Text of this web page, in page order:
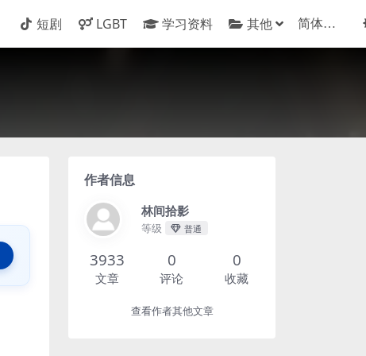
短剧 LGBT 学习资料 其他
作者信息
林间拾影
等级 普通
3933
文章
0
评论
0
收藏
查看作者其他文章